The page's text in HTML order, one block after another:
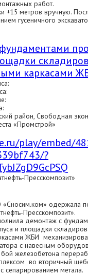
работ.
+15 метров вручную.
гусеничного
каркасами
район, Свободная
«Промстрой»
play/embed/
?
Пресскомпозит»
одержала
Пресскомпозит».
демонтаж с
и площадки
ЖБИ
с навесным
железобетона
во вторичный
сепарированием метала.